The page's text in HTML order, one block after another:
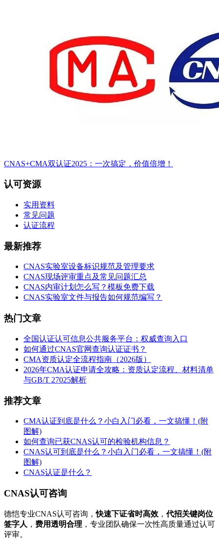
CNAS+CMA双认证2025：一次搞定，价值倍增！
认可资源
实用资料
常见问题
认证流程
最新推荐
CNAS实验室设备标识规范及管理要求
CNAS现场评审重点及常见问题汇总
CNAS内审计划怎么写？模板免费下载
CNAS实验室文件与报告如何规范编写？
热门文章
全国认证认可信息公共服务平台：权威查询入口
如何通过CNAS官网查询认证证书？
CMA资质认定全流程指南（2026版）
2026年CMA认证申请全攻略：资质认定流程、材料清单
与GB/T 27025解析
推荐文章
CMA认证到底是什么？小白入门必看，一文搞懂！(附
图解)
如何查询已获CNAS认可的检验机构信息？
CNAS认可到底是什么？小白入门必看，一文搞懂！(附
图解)
CNAS认证是什么？
CNAS认可咨询
德恺专业CNAS认可咨询，快速下证省时高效 ，代招关键岗位
签字人 ， 费用透明合理 ，专业团队确保一次性高质量通过认可
评审。